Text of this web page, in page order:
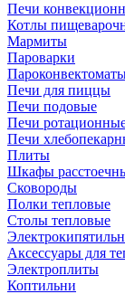
Печи
Котлы
Мармиты
Пароварки
Печи для пиццы
Печи подовые
Печи
Печи
Плиты
Шкафы
Сковороды
Полки тепловые
Столы тепловые
Аксессуары для
Электроплиты
Коптильни